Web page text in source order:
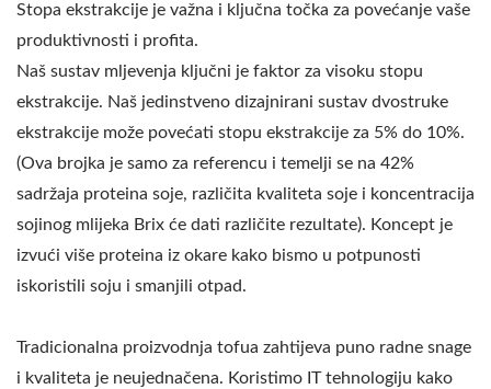
TVORNICA ZA
PROIZVODNJU TOFUA,
OPREMA ZA
PROIZVODNJU TOFUA,
PROIZVODNA LINIJA
TOFUA, CIJENA
PROIZVODNE LINIJE
TOFUA, PROIZVOĐAČ
TOFUA, AUTOMATSKA
Stopa ekstrakcije je važna i ključna točka za povećanje vaše
produktivnosti i profita.
Naš sustav mljevenja ključni je faktor za visoku stopu
ekstrakcije. Naš jedinstveno dizajnirani sustav dvostruke
ekstrakcije može povećati stopu ekstrakcije za 5% do 10%.
(Ova brojka je samo za referencu i temelji se na 42%
sadržaja proteina soje, različita kvaliteta soje i koncentracija
sojinog mlijeka Brix će dati različite rezultate). Koncept je
izvući više proteina iz okare kako bismo u potpunosti
iskoristili soju i smanjili otpad.
Tradicionalna proizvodnja tofua zahtijeva puno radne snage
i kvaliteta je neujednačena. Koristimo IT tehnologiju kako